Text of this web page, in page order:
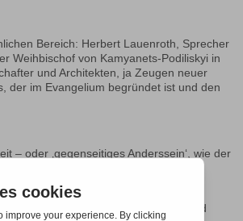
Bereich: Herbert Lauenroth, Sprecher
Weihbischof von Kamyanets-Podiliskyi in
und Architekten, ja Zeugen neuer
der im Evangelium begründet ist und den
– oder ‚gegenseitiges Anderssein‘, wie der
aller verschiedenen Kirchen,
fehlt, ist alles nichts“.
aus verschiedenen Kulturen und